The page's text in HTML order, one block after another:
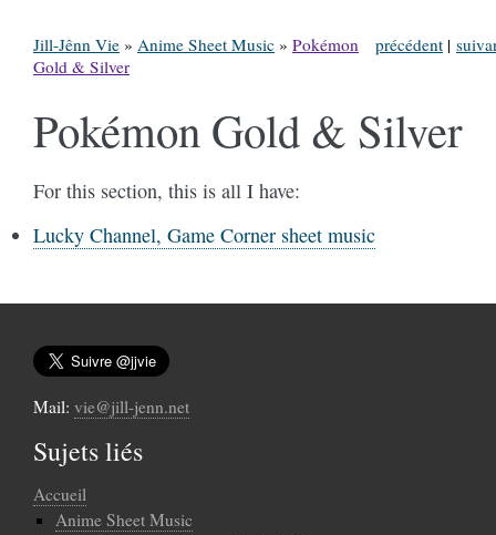
précédent |
Jill-Jênn Vie » Anime Sheet Music » Pokémon
Gold & Silver
Pokémon Gold & Silver
For this section, this is all I have:
Lucky Channel, Game Corner sheet music
Mail: vie@jill-jenn.net
Sujets liés
Accueil
Anime Sheet Music